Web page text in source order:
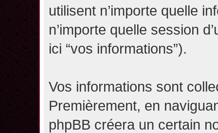
utilisent n’importe quelle
n’importe quelle session
ici “vos informations”).
Vos informations sont
Premièrement, en
phpBB créera un certain